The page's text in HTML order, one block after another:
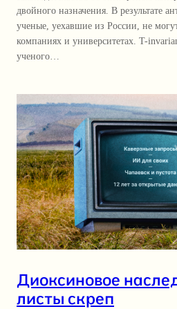
двойного назначения. В результате
ученые, уехавшие из России, не
компаниях и университетах. T-
ученого…
Диоксиновое
листы скреп